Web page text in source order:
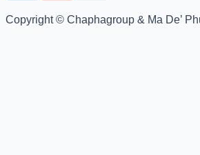
Copyright © Chaphagroup & Ma De’